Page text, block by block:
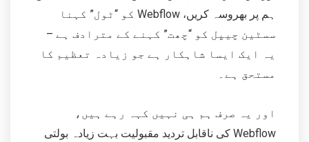
ہم پر بھروسہ کریں، Webflow کو “ٹول” کہنا
سسٹین چیپل کو “چھت” کہنے کے مترادف ہے –
یہ ایک ایسا شاہکار ہے جو زیادہ تعظیم کا
مستحق ہے۔
اور یہ صرف ہم ہی نہیں کہہ رہے ہیں،
Webflow کی ناقابل تردید مقبولیت بہت زیادہ بولتی